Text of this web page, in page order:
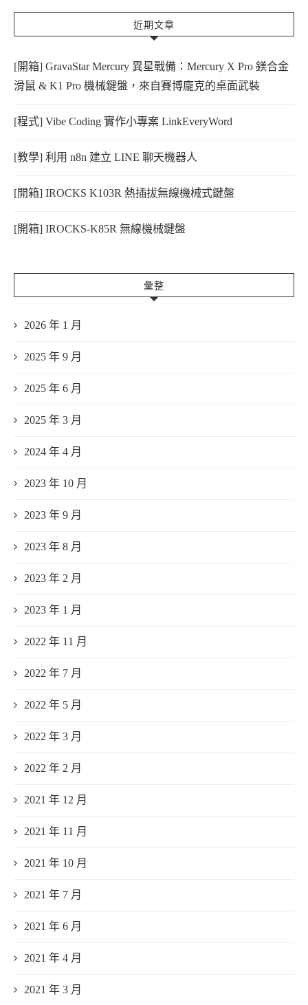
近期文章
[開箱] GravaStar Mercury 異星戰備：Mercury X Pro 鎂合金
滑鼠 & K1 Pro 機械鍵盤，來自賽博龐克的桌面武裝
[程式] Vibe Coding 實作小專案 LinkEveryWord
[教學] 利用 n8n 建立 LINE 聊天機器人
[開箱] IROCKS K103R 熱插拔無線機械式鍵盤
[開箱] IROCKS-K85R 無線機械鍵盤
彙整
2026 年 1 月
2025 年 9 月
2025 年 6 月
2025 年 3 月
2024 年 4 月
2023 年 10 月
2023 年 9 月
2023 年 8 月
2023 年 2 月
2023 年 1 月
2022 年 11 月
2022 年 7 月
2022 年 5 月
2022 年 3 月
2022 年 2 月
2021 年 12 月
2021 年 11 月
2021 年 10 月
2021 年 7 月
2021 年 6 月
2021 年 4 月
2021 年 3 月